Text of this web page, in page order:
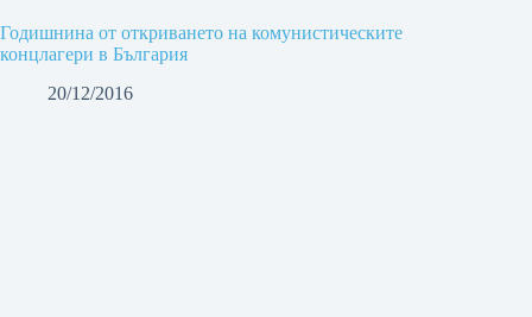
Годишнина от откриването на комунистическите
концлагери в България
20/12/2016